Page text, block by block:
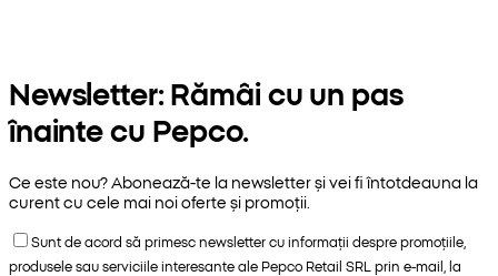
Newsletter: Rămâi cu un pas
înainte cu Pepco.
Ce este nou? Abonează-te la newsletter și vei fi întotdeauna la
curent cu cele mai noi oferte și promoții.
Sunt de acord să primesc newsletter cu informații despre promoțiile,
produsele sau serviciile interesante ale Pepco Retail SRL prin e-mail, la